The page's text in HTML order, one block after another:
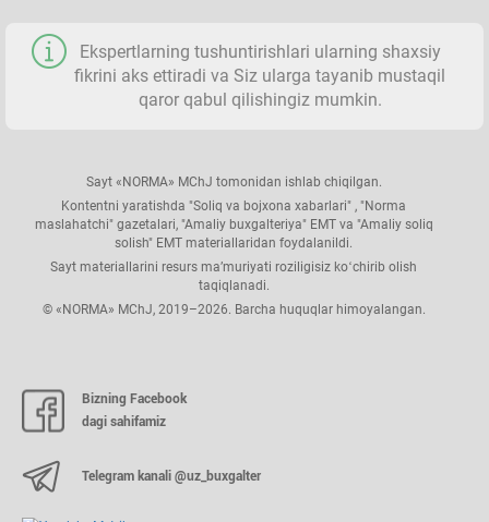
Ekspertlarning tushuntirishlari ularning shaхsiy
fikrini aks ettiradi va Siz ularga tayanib mustaqil
qaror qabul qilishingiz mumkin.
Sayt «NORMA» MChJ tomonidan ishlab chiqilgan.
Kontentni yaratishda "Soliq va bojхona хabarlari" , "Norma
maslahatchi" gazetalari, "Amaliy buхgalteriya" EMT va "Amaliy soliq
solish" EMT materiallaridan foydalanildi.
Sayt materiallarini resurs ma’muriyati roziligisiz koʻchirib olish
taqiqlanadi.
© «NORMA» MChJ, 2019–2026. Barcha huquqlar himoyalangan.
Bizning Facebook
dagi sahifamiz
Telegram kanali @uz_buxgalter